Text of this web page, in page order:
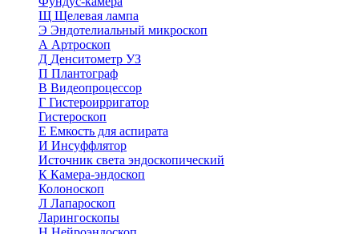
Щ Щелевая лампа
Э Эндотелиальный микроскоп
А Артроскоп
Д Денситометр УЗ
П Плантограф
В Видеопроцессор
Г Гистероирригатор
Гистероскоп
Е Емкость для аспирата
И Инсуффлятор
Источник света эндоскопический
К Камера-эндоскоп
Колоноскоп
Л Лапароскоп
Ларингоскопы